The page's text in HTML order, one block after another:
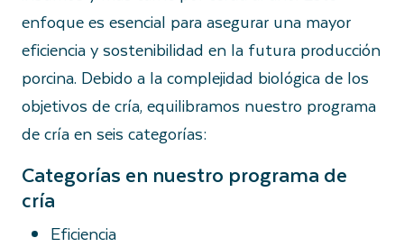
enfoque es esencial para asegurar una mayor
eficiencia y sostenibilidad en la futura producción
porcina. Debido a la complejidad biológica de los
objetivos de cría, equilibramos nuestro programa
de cría en seis categorías:
Categorías en nuestro programa de
cría
Eficiencia